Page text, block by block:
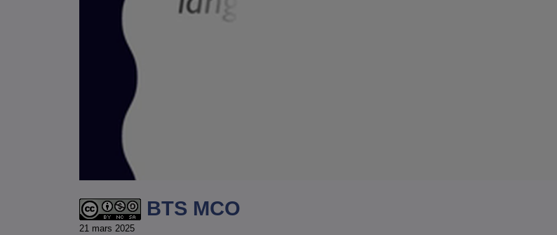
BTS MCO
21 mars 2025